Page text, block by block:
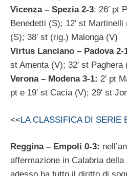
Vicenza – Spezia 2-3: 26′ pt
Benedetti (S); 12′ st Martinelli
(S); 38′ st (rig.) Malonga (V)
Virtus Lanciano – Padova 2-
st Amenta (V); 32′ st Paghera
Verona – Modena 3-1: 2′ pt
pt e 19′ st Cacia (V); 29′ st
<<LA CLASSIFICA DI SERIE
Reggina – Empoli 0-3:
affermazione in Calabria